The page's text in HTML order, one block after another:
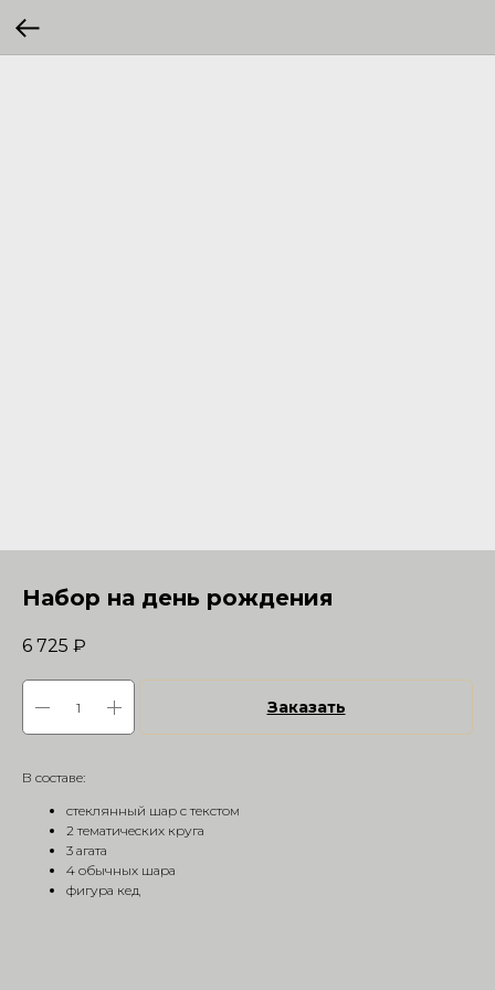
Набор на день рождения
6 725 ₽
Заказать
В составе:
стеклянный шар с текстом
2 тематических круга
3 агата
4 обычных шара
фигура кед